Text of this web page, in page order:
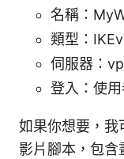
名稱：
類型：
伺服器：
登入：使
如果你想要，我
影片腳本，包含